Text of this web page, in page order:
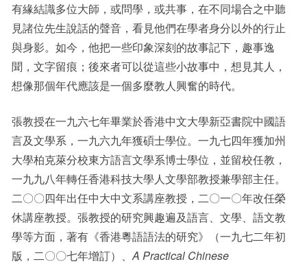
有緣結識多位大師，或問學，或共事，在不同場合之中聽
見諸位先生說話的聲音，看見他們在學者身分以外的行止
與身影。如今，他把一些印象深刻的故事記下，趣事逸
聞，文字留痕；後來者可以從這些小故事中，想見其人，
想像那個年代應該是一個多麼教人興奮的時代。
張教授在一九六七年畢業於香港中文大學新亞書院中國語
言及文學系，一九六九年獲碩士學位。一九七四年獲加州
大學柏克萊分校東方語言文學系博士學位，並留校任教，
一九九八年轉任香港科技大學人文學部教授兼學部主任。
二〇〇四年出任中大中文系講座教授，二〇一〇年改任榮
休講座教授。張教授的研究興趣遍及語言、文學、語文教
學等方面，著有《香港粵語語法的研究》（一九七二年初
版，二〇〇七年增訂）、A Practical Chinese